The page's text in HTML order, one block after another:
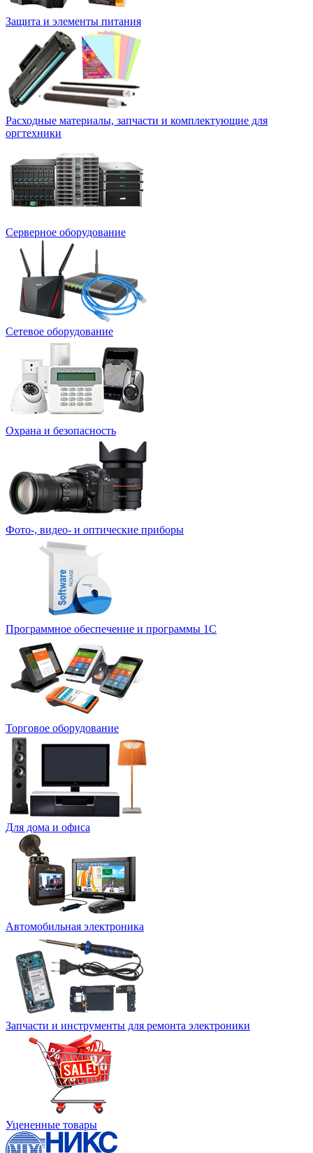
Защита и элементы питания
Расходные материалы, запчасти и комплектующие для
оргтехники
Серверное оборудование
Сетевое оборудование
Охрана и безопасность
Фото-, видео- и оптические приборы
Программное обеспечение и программы 1С
Торговое оборудование
Для дома и офиса
Автомобильная электроника
Запчасти и инструменты для ремонта электроники
Уцененные товары